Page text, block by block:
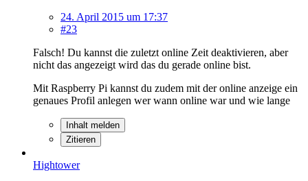
24. April 2015 um 17:37
#23
Falsch! Du kannst die zuletzt online Zeit deaktivieren, aber
nicht das angezeigt wird das du gerade online bist.
Mit Raspberry Pi kannst du zudem mit der online anzeige ein
genaues Profil anlegen wer wann online war und wie lange
Inhalt melden
Zitieren
Hightower